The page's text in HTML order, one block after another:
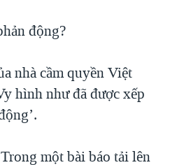
động?
nhà cầm quyền Việt
hình như đã được xếp
Trong một bài báo tải lên